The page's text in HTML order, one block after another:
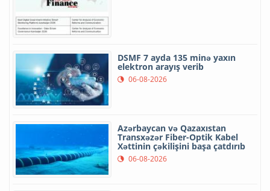
DSMF 7 ayda 135 minə yaxın
elektron arayış verib
06-08-2026
Azərbaycan və Qazaxıstan
Transxəzər Fiber-Optik Kabel
Xəttinin çəkilişini başa çatdırıb
06-08-2026